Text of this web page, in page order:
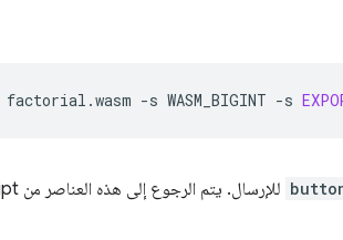
factorial.wasm -s WASM_BIGINT -s
للإرسال. يتم الرجوع إلى هذه العناصر من JavaScript استنادًا إلى أسمائها.